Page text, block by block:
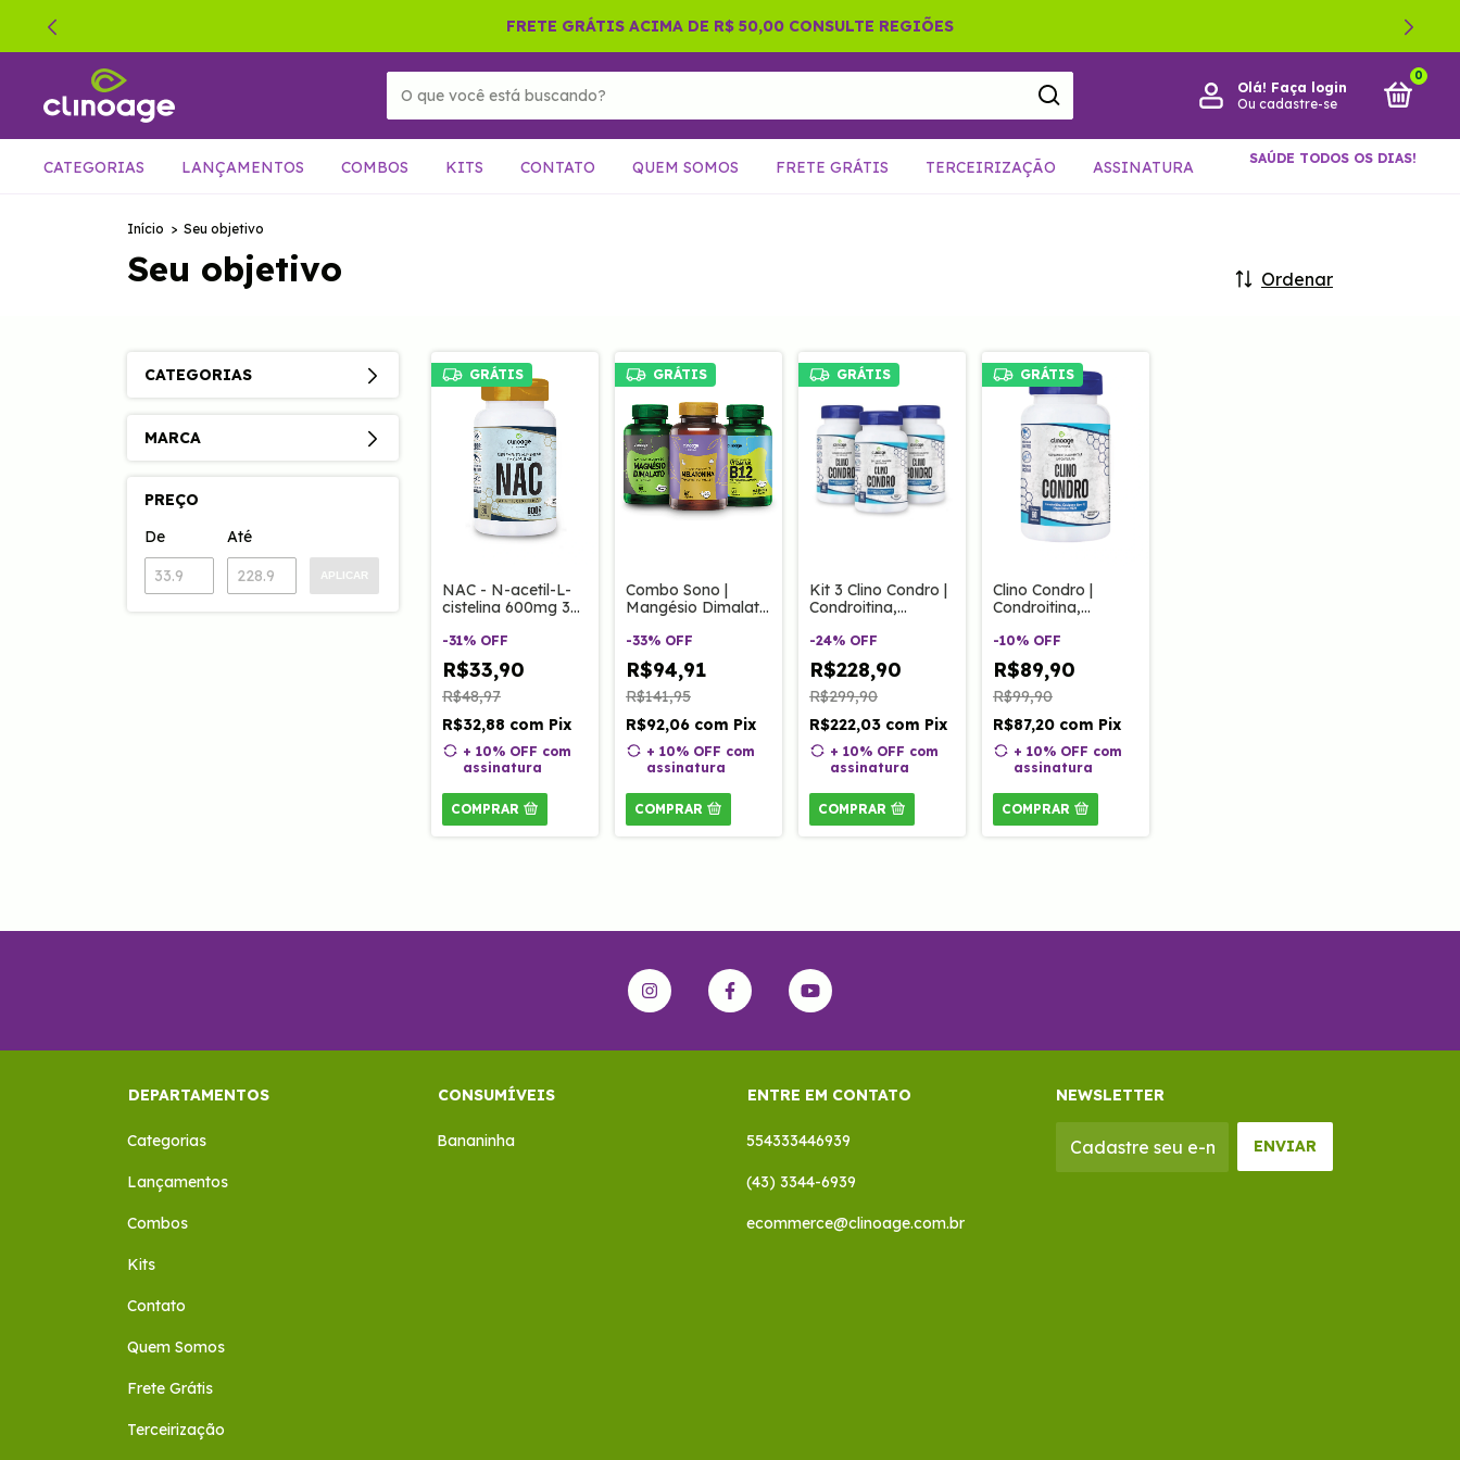
FRETE GRÁTIS ACIMA DE R$ 50,00 CONSULTE REGIÕES
Olá! Faça login
Ou cadastre-se
0
CATEGORIAS LANÇAMENTOS COMBOS KITS CONTATO QUEM SOMOS FRETE GRÁTIS TERCEIRIZAÇÃO ASSINATURA SAÚDE TODOS OS DIAS!
Início > Seu objetivo
Seu objetivo Ordenar
CATEGORIAS
MARCA
PREÇO
De
Até
APLICAR
GRÁTIS
NAC - N-acetil-L-
cistelina 600mg 30
-31% OFF
R$33,90
R$48,97
R$32,88 com Pix
+ 10% OFF com
assinatura
COMPRAR
GRÁTIS
Combo Sono |
Mangésio Dimalato
Melatonina e
Vitamina B12
Metilcobalamina
-33% OFF
R$94,91
R$141,95
R$92,06 com Pix
+ 10% OFF com
assinatura
COMPRAR
GRÁTIS
Kit 3 Clino Condro |
Condroitina,
Magnésio e MSM
60 Caps Clinoage -
(cópia)
-24% OFF
R$228,90
R$299,90
R$222,03 com Pix
+ 10% OFF com
assinatura
COMPRAR
GRÁTIS
Clino Condro |
Condroitina,
Magnésio e MSM
60 Caps Clinoage
-10% OFF
R$89,90
R$99,90
R$87,20 com Pix
+ 10% OFF com
assinatura
COMPRAR
DEPARTAMENTOS
Categorias
Lançamentos
Combos
Kits
Contato
Quem Somos
Frete Grátis
Terceirização
CONSUMÍVEIS
Bananinha
ENTRE EM CONTATO
554333446939
(43) 3344-6939
ecommerce@clinoage.com.br
NEWSLETTER